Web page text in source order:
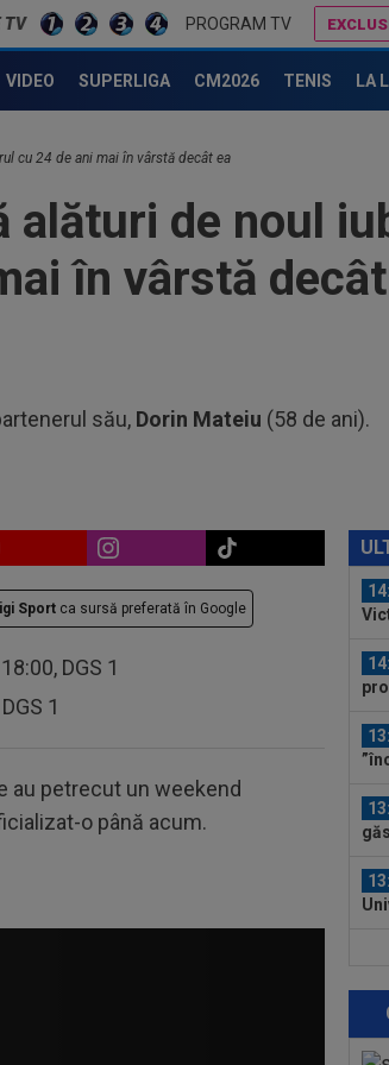
TV PROGRAM TV
VIDEO SUPERLIGA CM2026 TENIS LA
cu 24 de ani mai în vârstă decât ea
alături de noul
în vârstă
său, Dorin Mateiu (58 de ani).
Sport ca sursă preferată în Google
DGS 1
1
au petrecut un weekend
o până acum.